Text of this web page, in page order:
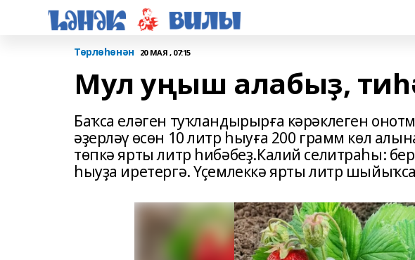
Төрлөһөнән 20 МАЯ , 07:15
Мул уңыш алабыҙ,
Баҡса еләген туҡландырырға кәрәклеген
әҙерләү өсөн 10 литр һыуға 200 грамм көл
төпкә ярты литр һибәбеҙ.Калий селитраһы:
һыуҙа иретергә. Үҫемлеккә ярты литр